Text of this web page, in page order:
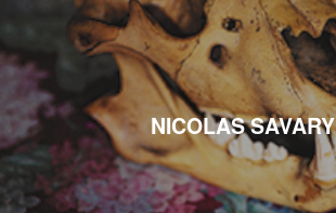
NICOLAS SAVARY